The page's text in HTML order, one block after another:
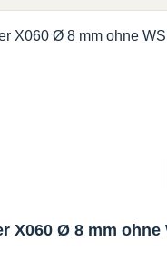
X060 Ø 8 mm ohne